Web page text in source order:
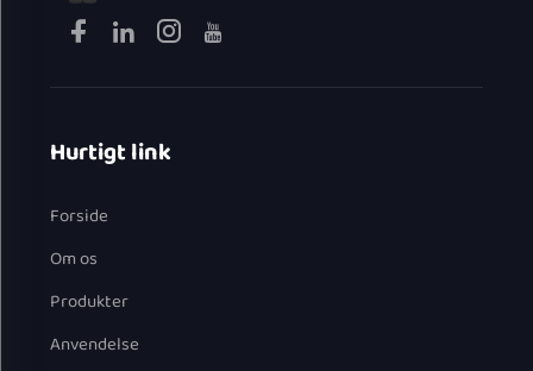
Hurtigt link
Forside
Om os
Produkter
Anvendelse